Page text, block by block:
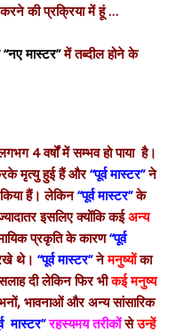
की प्रक्रिया में हूं …
“नए मास्टर”में तब्दील होने के
4 वर्षों में सम्भव हो पाया है।
मृत्यु हुई हैं और“पूर्व मास्टर”ने
किया हैं। लेकिन“पूर्व मास्टर”के
इसलिए क्योंकि कईअन्य
प्रकृति के कारण“पूर्व
थे। “पूर्व मास्टर”नेमनुष्योंका
दी लेकिन फिर भीकई मनुष्य
भावनाओं और अन्य सांसारिक
मास्टर” रहस्यमय तरीकोंसे उन्हें